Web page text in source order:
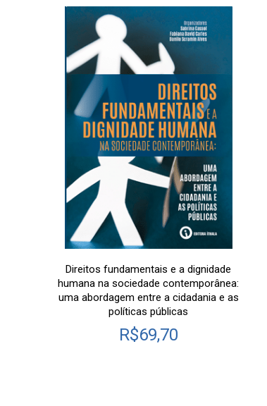
Direitos fundamentais e a dignidade
humana na sociedade contemporânea:
uma abordagem entre a cidadania e as
políticas públicas
R$69,70